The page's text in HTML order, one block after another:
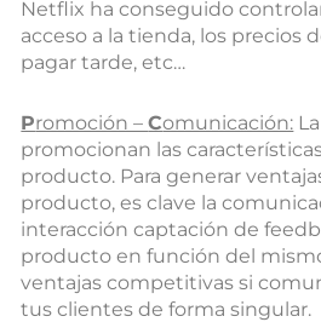
Netflix ha conseguido
acceso a la tienda, los precios
pagar tarde, etc…
Promoción –Comunicación:
promocionan las
producto. Para generar
producto, es clave la
interacción captación de
producto en función del
ventajas competitivas si
tus clientes de forma singular.